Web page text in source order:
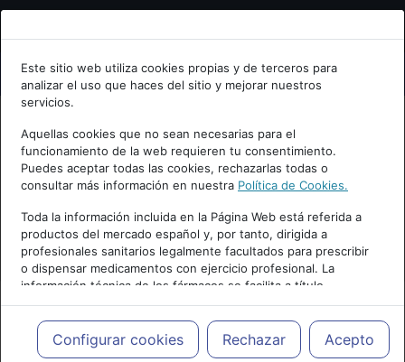
Bienvenid@ a psiquiatria.com
Escribe tu Email
Accede o regístrate con tu email.
Cancelar
Este sitio web utiliza cookies propias y de terceros para
analizar el uso que haces del sitio y mejorar nuestros
servicios.
Aquellas cookies que no sean necesarias para el
funcionamiento de la web requieren tu consentimiento.
Puedes aceptar todas las cookies, rechazarlas todas o
consultar más información en nuestra Política de Cookies.
Toda la información incluida en la Página Web está referida a
productos del mercado español y, por tanto, dirigida a
profesionales sanitarios legalmente facultados para prescribir
o dispensar medicamentos con ejercicio profesional. La
información técnica de los fármacos se facilita a título
meramente informativo, siendo responsabilidad de los
profesionales facultados prescribir medicamentos y decidir, en
cada caso concreto, el tratamiento más adecuado a las
necesidades del paciente.
Configurar cookies Rechazar Acepto